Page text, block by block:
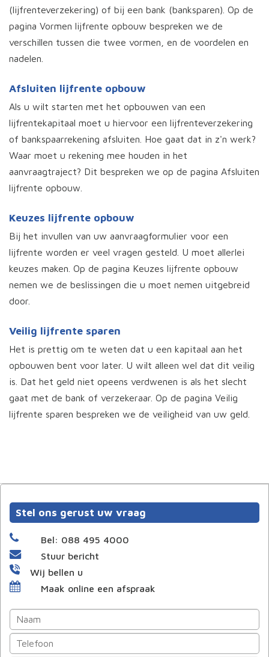
(lijfrenteverzekering) of bij een bank (banksparen). Op de
pagina Vormen lijfrente opbouw bespreken we de
verschillen tussen die twee vormen, en de voordelen en
nadelen.
Afsluiten lijfrente opbouw
Als u wilt starten met het opbouwen van een
lijfrentekapitaal moet u hiervoor een lijfrenteverzekering
of bankspaarrekening afsluiten. Hoe gaat dat in z'n werk?
Waar moet u rekening mee houden in het
aanvraagtraject? Dit bespreken we op de pagina Afsluiten
lijfrente opbouw.
Keuzes lijfrente opbouw
Bij het invullen van uw aanvraagformulier voor een
lijfrente worden er veel vragen gesteld. U moet allerlei
keuzes maken. Op de pagina Keuzes lijfrente opbouw
nemen we de beslissingen die u moet nemen uitgebreid
door.
Veilig lijfrente sparen
Het is prettig om te weten dat u een kapitaal aan het
opbouwen bent voor later. U wilt alleen wel dat dit veilig
is. Dat het geld niet opeens verdwenen is als het slecht
gaat met de bank of verzekeraar. Op de pagina Veilig
lijfrente sparen bespreken we de veiligheid van uw geld.
Stel ons gerust uw vraag
Bel: 088 495 4000
Stuur bericht
Wij bellen u
Maak online een afspraak